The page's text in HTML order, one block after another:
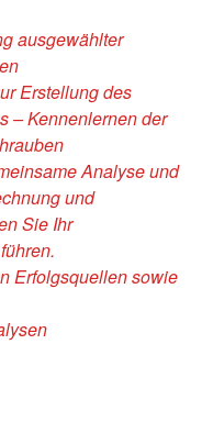
ausgewählter
Erstellung des
– Kennenlernen der
Analyse und
und
Sie Ihr
Erfolgsquellen sowie